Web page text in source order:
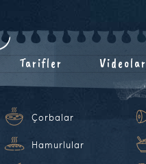
Tarifler Videolar
Çorbalar
Hamurlular